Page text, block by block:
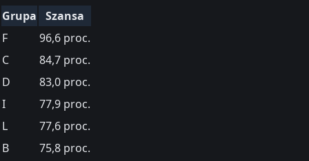
Grupa
Szansa
F
96,6 proc.
C
84,7 proc.
D
83,0 proc.
I
77,9 proc.
L
77,6 proc.
B
75,8 proc.